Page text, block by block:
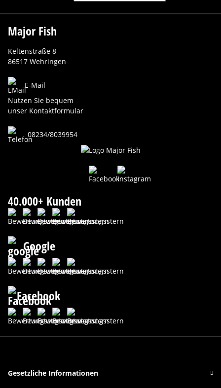
Major Fish
Keltenstraße 8
86517 Wehringen
E-Mail
Nutzen Sie bequem
unser Kontaktformular
08234/8039954
40.000+ Kunden
Google
Facebook
Gesetzliche Informationen